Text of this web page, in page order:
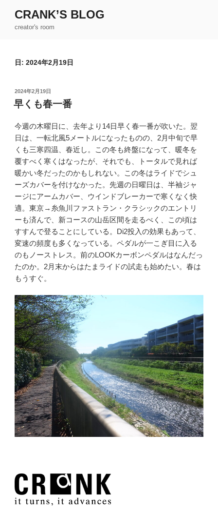
CRANK’S BLOG
creator's room
日: 2024年2月19日
投
稿
日:
2024年2月19日
早くも春一番
今週の木曜日に、去年より14日早く春一番が吹いた。翌
日は、一転北風5メートルになったものの、2月中旬で早
くも三寒四温、春近し。この冬も終盤になって、暖冬を
覆すべく寒くはなったが、それでも、トータルで見れば
暖かい冬だったのかもしれない。この冬はライドでシュ
ーズカバーを付けなかった。先週の日曜日は、半袖ジャ
ージにアームカバー、ウインドブレーカーで寒くなく快
適。東京→糸魚川ファストラン・クラシックのエントリ
ーも済んで、新コースの山岳区間を走るべく、この頃は
すすんで登ることにしている。Di2投入の効果もあって、
変速の頻度も多くなっている。ペダルが一こぎ目に入る
のもノーストレス。前のLOOKカーボンペダルはなんだっ
たのか。2月末からはたまライドの試走も始めたい。春は
もうすぐ。